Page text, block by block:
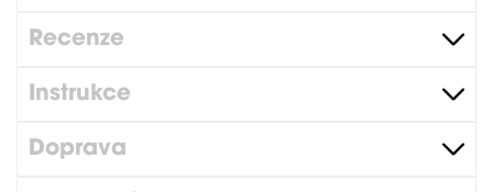
Recenze
Instrukce
Doprava